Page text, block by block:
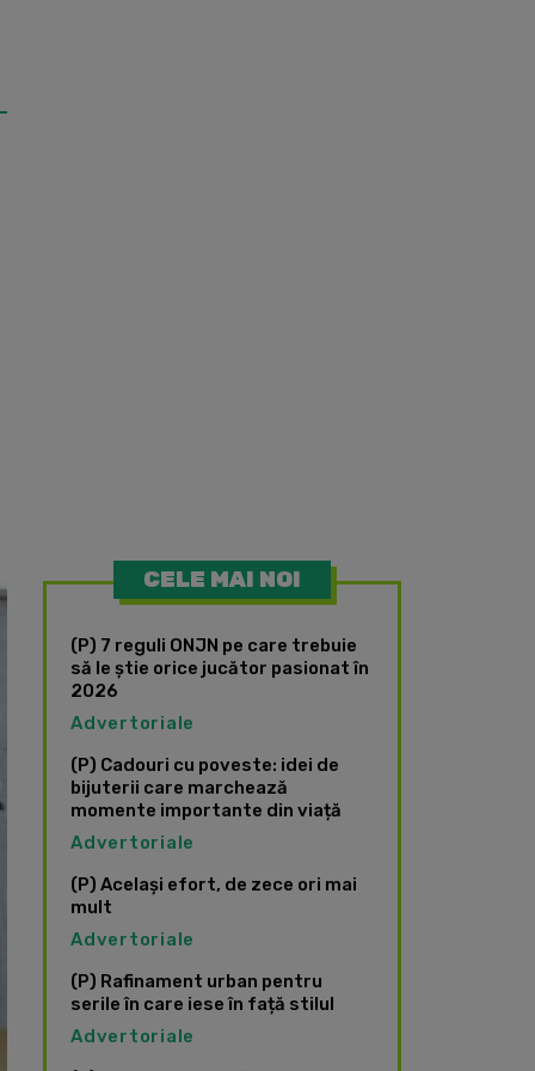
CELE MAI NOI
(P) 7 reguli ONJN pe care trebuie
să le știe orice jucător pasionat în
2026
Advertoriale
(P) Cadouri cu poveste: idei de
bijuterii care marchează
momente importante din viață
Advertoriale
(P) Același efort, de zece ori mai
mult
Advertoriale
(P) Rafinament urban pentru
serile în care iese în față stilul
Advertoriale